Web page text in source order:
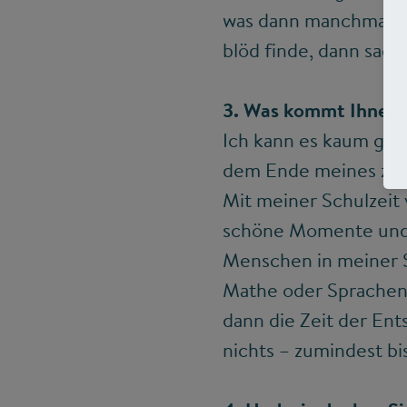
was dann
blöd finde, dann
3. Was kommt Ihnen
Ich kann es kaum
dem Ende meines
Mit meiner Schulzeit
schöne Momente
Menschen in meiner
Mathe oder
dann die Zeit der
nichts – zumindest